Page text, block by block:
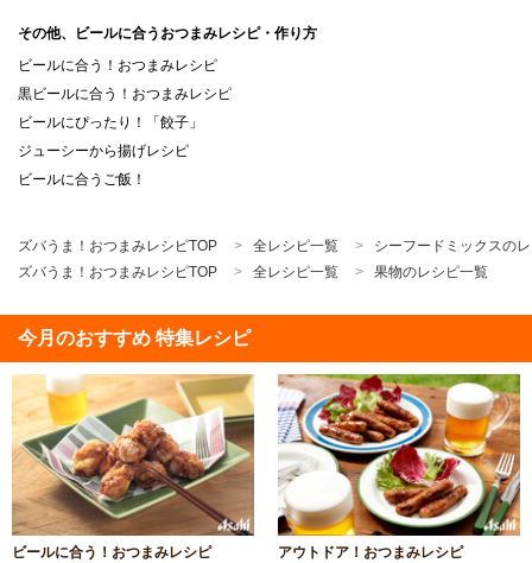
その他、ビールに合うおつまみレシピ・作り方
ビールに合う！おつまみレシピ
黒ビールに合う！おつまみレシピ
ビールにぴったり！「餃子」
ジューシーから揚げレシピ
ビールに合うご飯！
ズバうま！おつまみレシピTOP 全レシピ一覧
シーフードミックスの
ズバうま！おつまみレシピTOP
全レシピ一覧 果物のレシピ一覧
今月のおすすめ 特集レシピ
ビールに合う！おつまみレシピ アウトドア！おつまみレシピ